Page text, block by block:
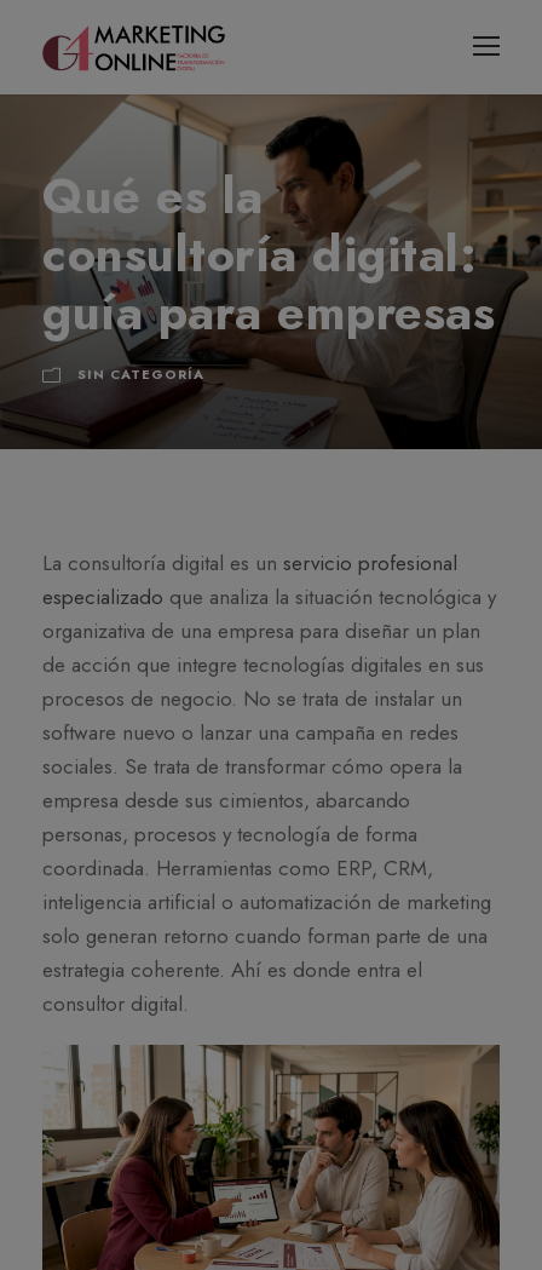
Qué es la
consultoría digital:
guía para empresas
SIN CATEGORÍA
La consultoría digital es un servicio profesional
especializado que analiza la situación tecnológica y
organizativa de una empresa para diseñar un plan
de acción que integre tecnologías digitales en sus
procesos de negocio. No se trata de instalar un
software nuevo o lanzar una campaña en redes
sociales. Se trata de transformar cómo opera la
empresa desde sus cimientos, abarcando
personas, procesos y tecnología de forma
coordinada. Herramientas como ERP, CRM,
inteligencia artificial o automatización de marketing
solo generan retorno cuando forman parte de una
estrategia coherente. Ahí es donde entra el
consultor digital.